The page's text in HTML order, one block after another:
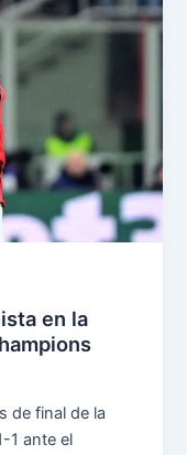
en la
de final de la
1 ante el